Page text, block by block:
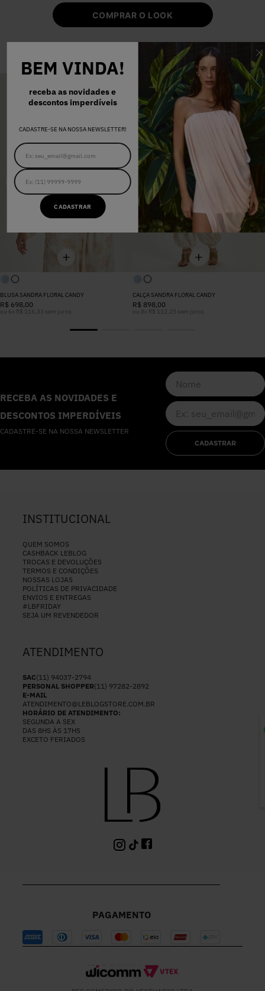
BEM VINDA!
receba as novidades e
descontos imperdíveis
CADASTRE-SE NA NOSSA NEWSLETTER!
CADASTRAR
COMPRAR O LOOK
BLUSA SANDRA FLORAL CANDY
R$ 698,00
ou 6 x R$ 116, 33 sem juros
CALÇA SANDRA FLORAL CANDY
R$ 898,00
ou 8 x R$ 112,25 sem juros
RECEBA AS NOVIDADES E
DESCONTOS IMPERDÍVEIS
CADASTRE-SE NA NOSSA NEWSLETTER
CADASTRAR
INSTITUCIONAL
QUEM SOMOS
CASHBACK LEBLOG
TROCAS E DEVOLUÇÕES
TERMOS E CONDIÇÕES
NOSSAS LOJAS
POLÍTICAS DE PRIVACIDADE
ENVIOS E ENTREGAS
#LBFRIDAY
SEJA UM REVENDEDOR
ATENDIMENTO
SAC(11) 94037-2794
PERSONAL SHOPPER(11) 97282-2892
E-MAIL
ATENDIMENTO@LEBLOGSTORE.COM.BR
HORÁRIO DE ATENDIMENTO:
SEGUNDA A SEX
DAS 8HS ÀS 17HS
EXCETO FERIADOS
PAGAMENTO